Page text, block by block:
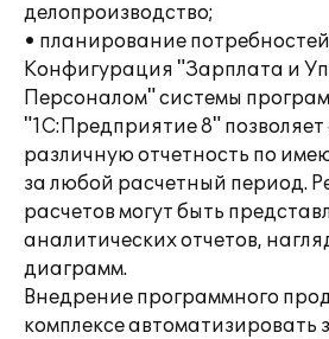
делопроизводство;
• планирование
Конфигурация "Зарплата и
Персоналом" системы
"1С:Предприятие 8"
различную отчетность по
за любой расчетный период.
расчетов могут быть
аналитических отчетов,
диаграмм.
Внедрение программного
комплексе автоматизировать